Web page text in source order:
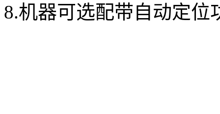
8.机器可选配带自动定位